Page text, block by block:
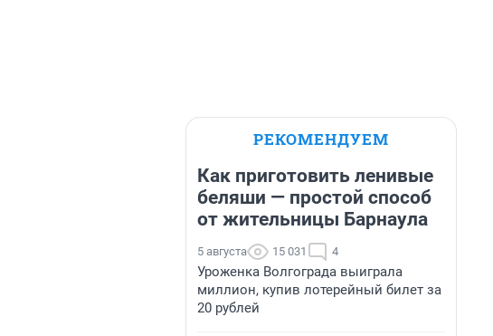
РЕКОМЕНДУЕМ
Как приготовить ленивые
беляши — простой способ
от жительницы Барнаула
5 августа 15 031 4
Уроженка Волгограда выиграла
миллион, купив лотерейный билет за
20 рублей